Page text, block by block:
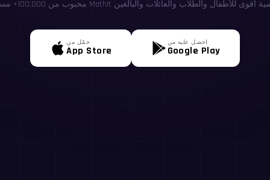
حمّل من
App Store
احصل عليه من
Google Play